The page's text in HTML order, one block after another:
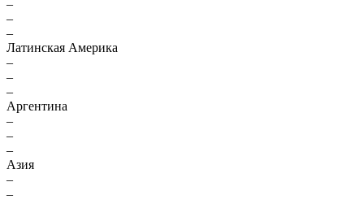
–
–
–
Латинская Америка
–
–
–
Аргентина
–
–
–
Азия
–
–